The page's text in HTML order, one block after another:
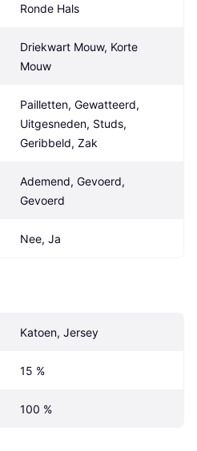
Ronde Hals
Driekwart Mouw, Korte
Mouw
Pailletten, Gewatteerd,
Uitgesneden, Studs,
Geribbeld, Zak
Ademend, Gevoerd,
Gevoerd
Nee, Ja
Katoen, Jersey
15 %
100 %